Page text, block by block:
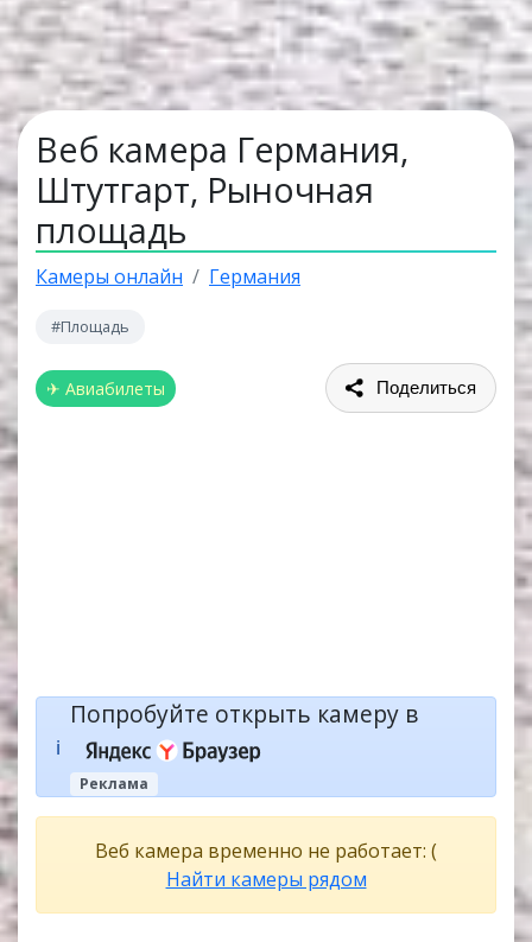
Веб камера Германия,
Штутгарт, Рыночная
площадь
Камеры онлайн Германия
#Площадь
✈ Авиабилеты Поделиться
ℹ️
Попробуйте открыть камеру в
Реклама
Веб камера временно не работает: (
Найти камеры рядом